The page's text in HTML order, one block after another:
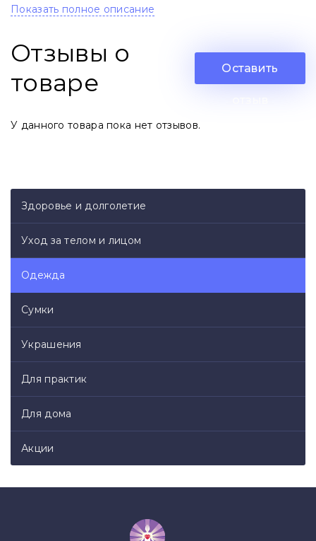
Здоровье и долголетие
Уход за телом и лицом
Одежда
Сумки
Украшения
Для практик
Для дома
Акции
- антибактериальность
Размеры 44-56
СВОЙ РАЗМЕР УКАЖИТЕ В КОММЕНТАРИИ К
Показать полное описание
Отзывы о
товаре
Оставить
У данного товара пока нет отзывов.